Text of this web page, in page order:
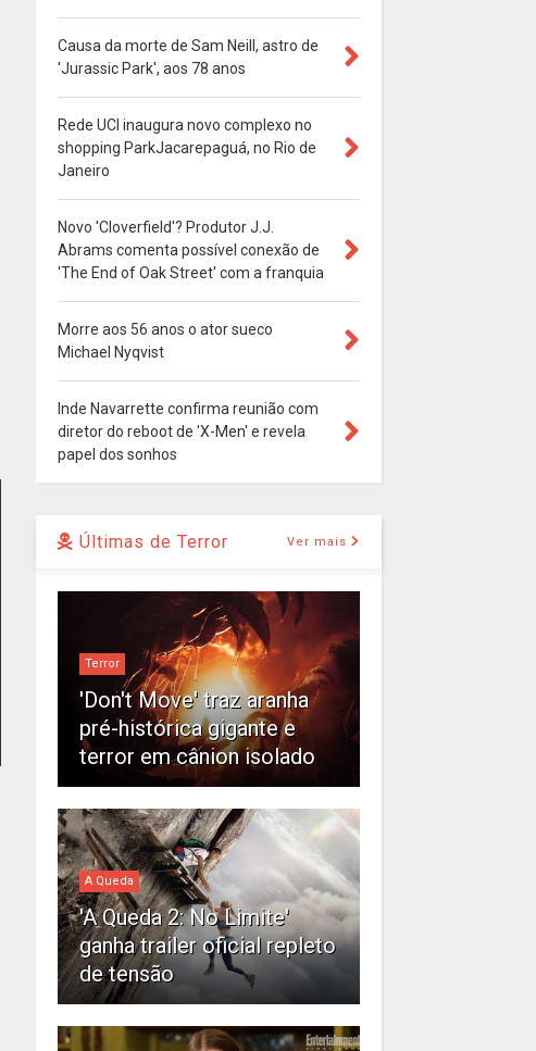
Causa da morte de Sam Neill, astro de
'Jurassic Park', aos 78 anos
Rede UCI inaugura novo complexo no
shopping ParkJacarepaguá, no Rio de
Janeiro
Novo 'Cloverfield'? Produtor J.J.
Abrams comenta possível conexão de
'The End of Oak Street' com a franquia
Morre aos 56 anos o ator sueco
Michael Nyqvist
Inde Navarrette confirma reunião com
diretor do reboot de 'X-Men' e revela
papel dos sonhos
Últimas de Terror Ver mais
Terror
'Don't Move' traz aranha
pré-histórica gigante e
terror em cânion isolado
A Queda
'A Queda 2: No Limite'
ganha trailer oficial repleto
de tensão